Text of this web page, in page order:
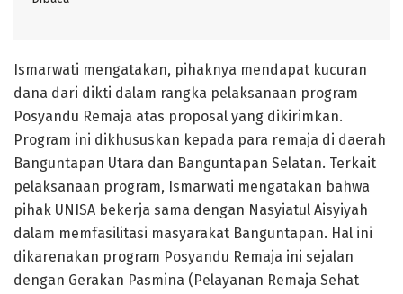
Ismarwati mengatakan, pihaknya mendapat kucuran
dana dari dikti dalam rangka pelaksanaan program
Posyandu Remaja atas proposal yang dikirimkan.
Program ini dikhususkan kepada para remaja di daerah
Banguntapan Utara dan Banguntapan Selatan. Terkait
pelaksanaan program, Ismarwati mengatakan bahwa
pihak UNISA bekerja sama dengan Nasyiatul Aisyiyah
dalam memfasilitasi masyarakat Banguntapan. Hal ini
dikarenakan program Posyandu Remaja ini sejalan
dengan Gerakan Pasmina (Pelayanan Remaja Sehat